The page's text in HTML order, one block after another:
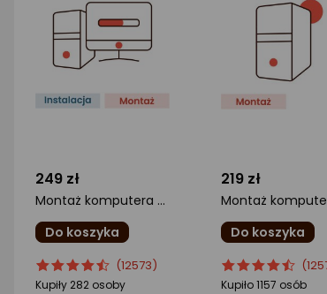
249 zł
Montaż komputera z instalacją systemu operacyjnego
Do koszyka
ocena
produktu
Ocena
produktu
(12573)
Kupiły 282 osoby
219 zł
Do koszyka
ocena
produktu
Ocena
produktu
Kupiło 1157 osób